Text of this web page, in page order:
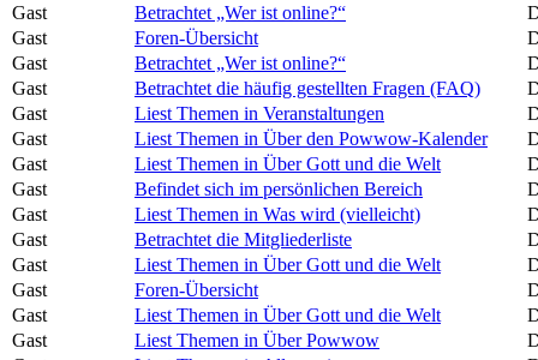
Gast
Betrachtet „Wer ist online?“
Gast
Foren-Übersicht
Gast
Betrachtet „Wer ist online?“
Gast
Betrachtet die häufig gestellten Fragen (FAQ)
Gast
Liest Themen in Veranstaltungen
Gast
Liest Themen in Über den Powwow-Kalender
Gast
Liest Themen in Über Gott und die Welt
Gast
Befindet sich im persönlichen Bereich
Gast
Liest Themen in Was wird (vielleicht)
Gast
Betrachtet die Mitgliederliste
Gast
Liest Themen in Über Gott und die Welt
Gast
Foren-Übersicht
Gast
Liest Themen in Über Gott und die Welt
Gast
Liest Themen in Über Powwow